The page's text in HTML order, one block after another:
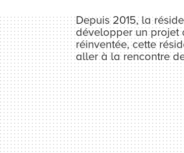
Depuis 2015, la
développer un projet
réinventée, cette
aller à la rencontre